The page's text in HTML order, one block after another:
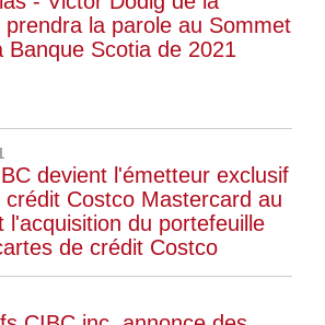
prendra la parole au Sommet
Banque Scotia de 2021
devient l'émetteur exclusif
Costco Mastercard au
l'acquisition du portefeuille
de crédit Costco